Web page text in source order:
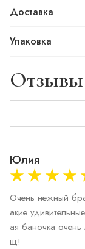
Доставка
Упаковка
Отзывы
Юлия
Очень нежный
акие
ая баночка
щ!